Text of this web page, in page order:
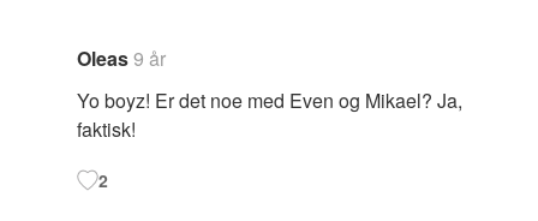
Oleas9 år
Yo boyz! Er det noe med Even og Mikael? Ja,
faktisk!
2